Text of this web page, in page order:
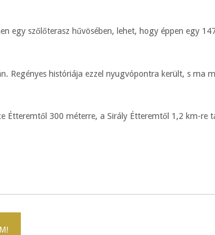
egy szőlőterasz hűvösében, lehet, hogy éppen egy
Regényes históriája ezzel nyugvópontra került, s ma
Étteremtől 300 méterre, a Sirály Étteremtől 1,2 km-